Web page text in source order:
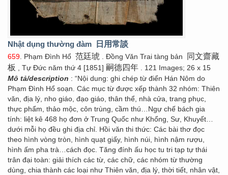
Nhật dụng thường đàm 日用常談
659. Phạm Đình Hổ 范廷琥 . Đồng Văn Trai tàng bản
同文齋藏
板 , Tự Đức năm thứ 4 [1851] 嗣德四年 . 121 Images; 26 x 15
Mô tả/description : “Nội dung: ghi chép từ điển Hán Nôm do
Phạm Đình Hổ soạn. Các mục từ được xếp thành 32 nhóm: Thiên
văn, địa lý, nho giáo, đạo giáo, thân thể, nhà cửa, trang phục,
thực phẩm, thảo mộc, côn trùng, cầm thú…Ngự chế bách gia
tính: liệt kê 468 họ đơn ở Trung Quốc như Khổng, Sư, Khuyết…
dưới mỗi họ đều ghi địa chỉ. Hồi văn thi thức: Các bài thơ đọc
theo hình vòng tròn, hình quạt giấy, hình núi, hình nậm rượu,
hình ấm pha trà…cách đọc. Tăng đính ấu học tu tri tạp tự thái
trân đại toàn: giải thích các từ, các chữ, các nhóm từ thường
dùng, chia thành các loại như Thiên văn, địa lý, thời tiết, nhân vật,